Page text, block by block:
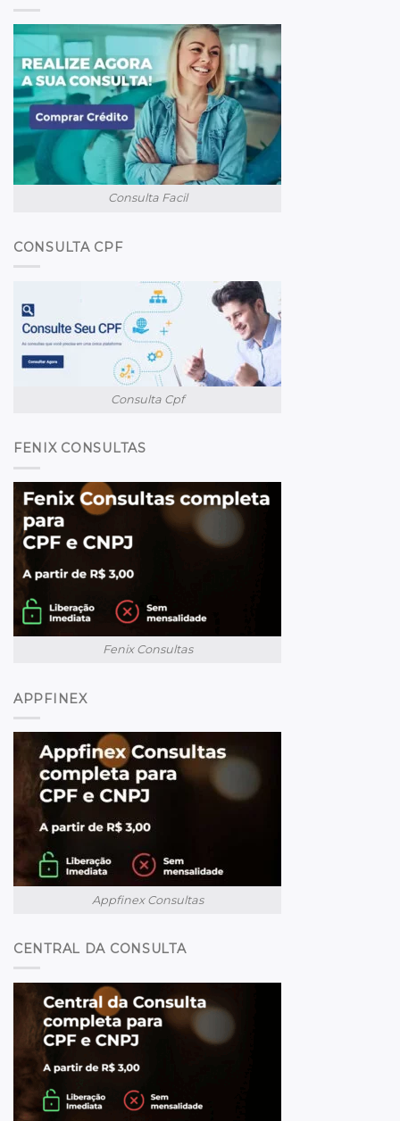
Consulta Facil
CONSULTA CPF
Consulta Cpf
FENIX CONSULTAS
Fenix Consultas
APPFINEX
Appfinex Consultas
CENTRAL DA CONSULTA